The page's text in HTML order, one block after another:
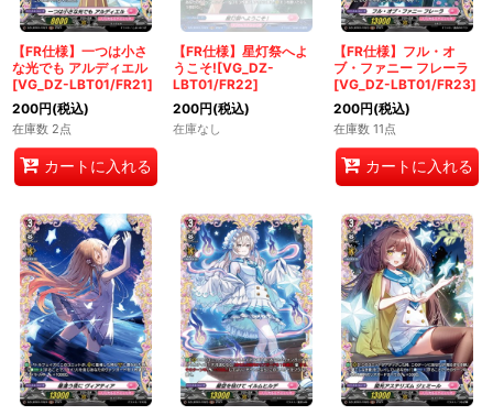
【FR仕様】一つは小さ
な光でも アルディエル
[VG_DZ-LBT01/FR21]
200円(税込)
在庫数 2点
カートに入れる
【FR仕様】星灯祭へよ
うこそ![VG_DZ-
LBT01/FR22]
200円(税込)
在庫なし
【FR仕様】フル・オ
ブ・ファニー フレーラ
[VG_DZ-LBT01/FR23]
200円(税込)
在庫数 11点
カートに入れる